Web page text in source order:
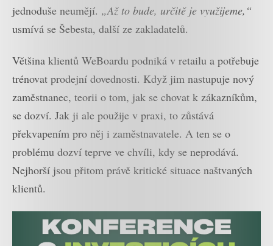
jednoduše neumějí. „Až to bude, určitě je využijeme,“
usmívá se Šebesta, další ze zakladatelů.
Většina klientů WeBoardu podniká v retailu a potřebuje
trénovat prodejní dovednosti. Když jim nastupuje nový
zaměstnanec, teorii o tom, jak se chovat k zákazníkům,
se dozví. Jak ji ale použije v praxi, to zůstává
překvapením pro něj i zaměstnavatele. A ten se o
problému dozví teprve ve chvíli, kdy se neprodává.
Nejhorší jsou přitom právě kritické situace naštvaných
klientů.